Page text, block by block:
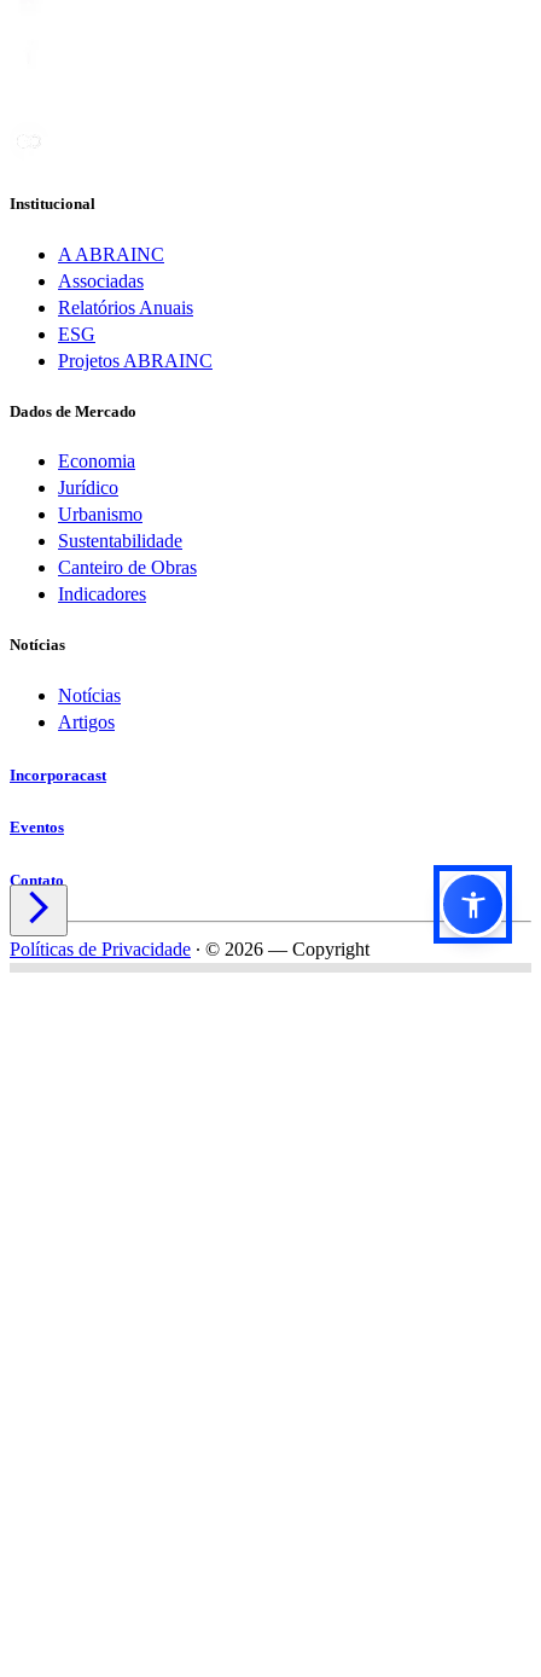
Institucional
A ABRAINC
Associadas
Relatórios Anuais
ESG
Projetos ABRAINC
Dados de Mercado
Economia
Jurídico
Urbanismo
Sustentabilidade
Canteiro de Obras
Indicadores
Notícias
Notícias
Artigos
Incorporacast
Eventos
Contato

Políticas de Privacidade ∙ © 2026 — Copyright